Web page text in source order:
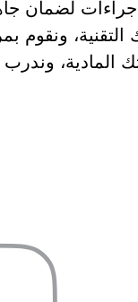
لضمان
التقنية،
المادية،